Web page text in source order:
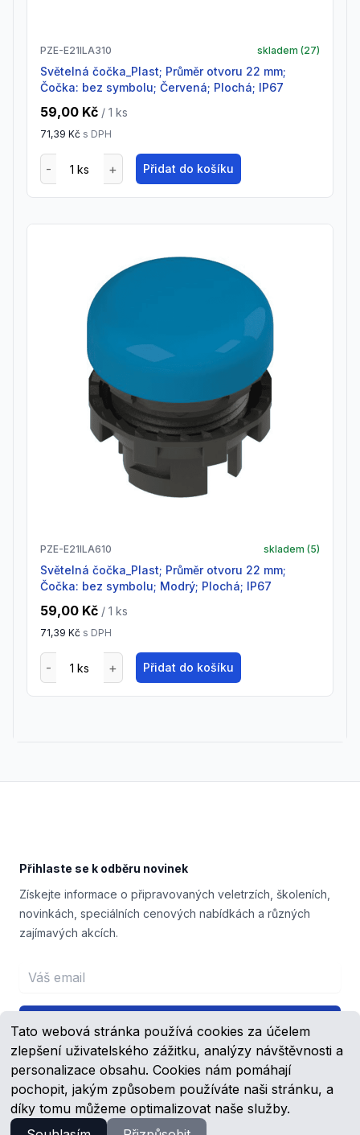
Tato webová stránka používá cookies za účelem
zlepšení uživatelského zážitku, analýzy návštěvnosti a
personalizace obsahu. Cookies nám pomáhají
pochopit, jakým způsobem používáte naši stránku, a
díky tomu můžeme optimalizovat naše služby.
PZE-E21ILA310 skladem (27)
Světelná čočka_Plast; Průměr otvoru 22 mm;
Čočka: bez symbolu; Červená; Plochá; IP67
59,00 Kč / 1 ks
71,39 Kč s DPH
Přidat do košíku
PZE-E21ILA610 skladem (5)
Světelná čočka_Plast; Průměr otvoru 22 mm;
Čočka: bez symbolu; Modrý; Plochá; IP67
59,00 Kč / 1 ks
71,39 Kč s DPH
Přidat do košíku
Přihlaste se k odběru novinek
Získejte informace o připravovaných veletrzích, školeních,
novinkách, speciálních cenových nabídkách a různých
zajímavých akcích.
Email address
Přihlášení
FacebookYouTube